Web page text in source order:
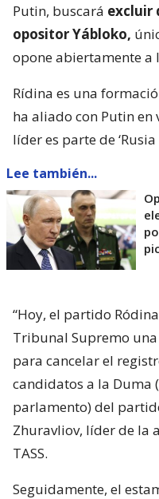
Putin, buscará excluir
opositor Yábloko,
opone abiertamente a
Rídina es una
ha aliado con Putin en
líder es parte de ‘Rusia
Lee también...
“Hoy, el partido
Tribunal Supremo
para cancelar el
candidatos a la Duma
parlamento) del
Zhuravliov, líder de la
TASS.
Seguidamente, el